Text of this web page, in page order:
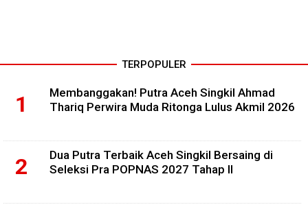
TERPOPULER
Membanggakan! Putra Aceh Singkil Ahmad
Thariq Perwira Muda Ritonga Lulus Akmil 2026
Dua Putra Terbaik Aceh Singkil Bersaing di
Seleksi Pra POPNAS 2027 Tahap II